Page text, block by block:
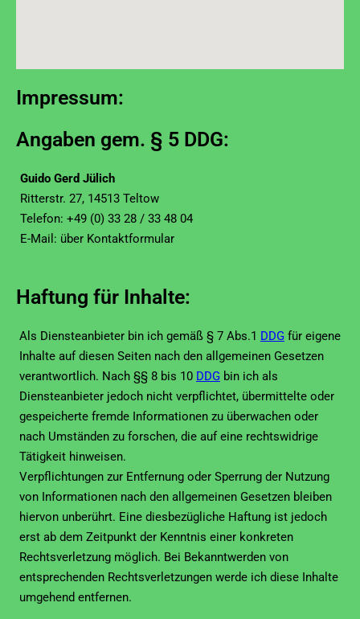
Impressum:
Angaben gem. § 5 DDG:
Guido Gerd Jülich
Ritterstr. 27, 14513 Teltow
Telefon: +49 (0) 33 28 / 33 48 04
E-Mail: über Kontaktformular
Haftung für Inhalte:
Als Diensteanbieter bin ich gemäß § 7 Abs.1 DDG für eigene
Inhalte auf diesen Seiten nach den allgemeinen Gesetzen
verantwortlich. Nach §§ 8 bis 10 DDG bin ich als
Diensteanbieter jedoch nicht verpflichtet, übermittelte oder
gespeicherte fremde Informationen zu überwachen oder
nach Umständen zu forschen, die auf eine rechtswidrige
Tätigkeit hinweisen.
Verpflichtungen zur Entfernung oder Sperrung der Nutzung
von Informationen nach den allgemeinen Gesetzen bleiben
hiervon unberührt. Eine diesbezügliche Haftung ist jedoch
erst ab dem Zeitpunkt der Kenntnis einer konkreten
Rechtsverletzung möglich. Bei Bekanntwerden von
entsprechenden Rechtsverletzungen werde ich diese Inhalte
umgehend entfernen.